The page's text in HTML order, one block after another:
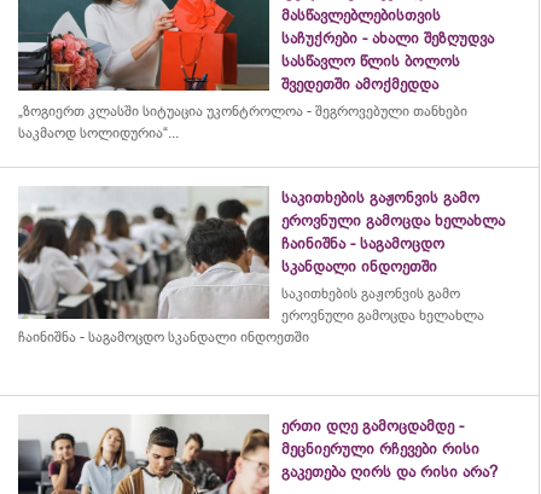
მასწავლებლებისთვის
საჩუქრები - ახალი შეზღუდვა
სასწავლო წლის ბოლოს
შვედეთში ამოქმედდა
„ზოგიერთ კლასში სიტუაცია უკონტროლოა - შეგროვებული თანხები
საკმაოდ სოლიდურია“...
საკითხების გაჟონვის გამო
ეროვნული გამოცდა ხელახლა
ჩაინიშნა - საგამოცდო
სკანდალი ინდოეთში
საკითხების გაჟონვის გამო
ეროვნული გამოცდა ხელახლა
ჩაინიშნა - საგამოცდო სკანდალი ინდოეთში
ერთი დღე გამოცდამდე -
მეცნიერული რჩევები რისი
გაკეთება ღირს და რისი არა?